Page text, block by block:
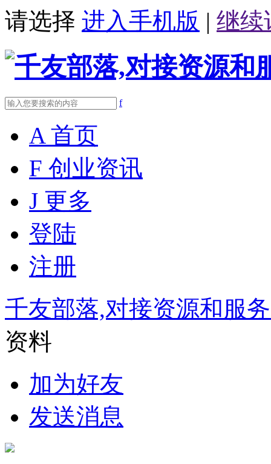
请选择 进入手机版 | 继续
f
A 首页
F 创业资讯
J 更多
登陆
注册
千友部落,对接资源和服
资料
加为好友
发送消息